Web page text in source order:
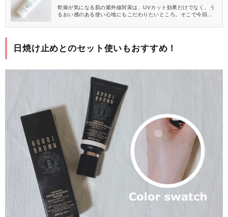
乾燥が気になる肌の紫外線対策は、UVカット効果だけでなく、う
るおい感のある使い心地にもこだわりたいところ。そこで今回
リペアUVセラム」をご紹介します。しっとりとした使い心地で、
日焼け止めとのセット使いもおすすめ！